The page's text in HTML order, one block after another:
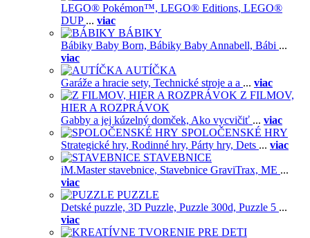
LEGO® Pokémon™, LEGO® Editions, LEGO®
DUP ... viac
BÁBIKY
Bábiky Baby Born, Bábiky Baby Annabell, Bábi ...
viac
AUTÍČKA
Garáže a hracie sety, Technické stroje a a ... viac
Z FILMOV,
HIER A ROZPRÁVOK
Gabby a jej kúzelný domček, Ako vycvičiť ... viac
SPOLOČENSKÉ HRY
Strategické hry, Rodinné hry, Párty hry, Dets ... viac
STAVEBNICE
iM.Master stavebnice, Stavebnice GraviTrax, ME ...
viac
PUZZLE
Detské puzzle, 3D Puzzle, Puzzle 300d, Puzzle 5 ...
viac